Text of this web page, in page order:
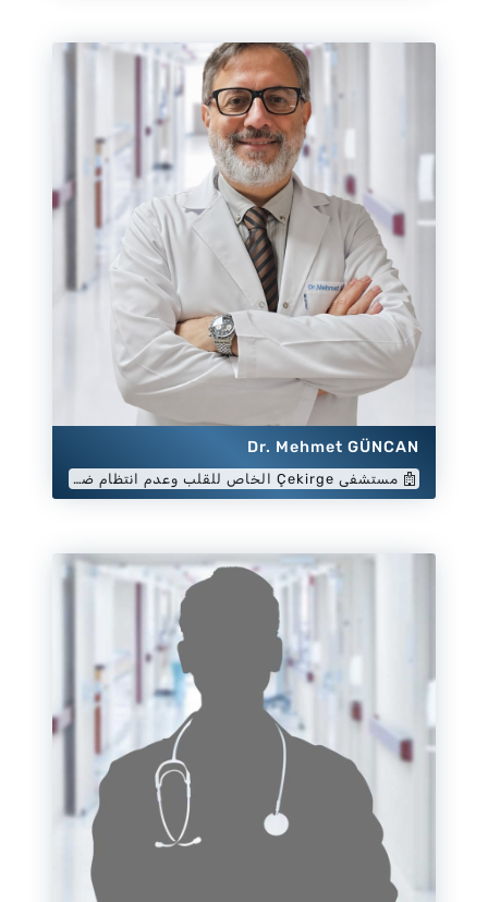
Dr. Mehmet GÜNCAN
مستشفى Çekirge الخاص للقلب وعدم انتظام ضربات القلب